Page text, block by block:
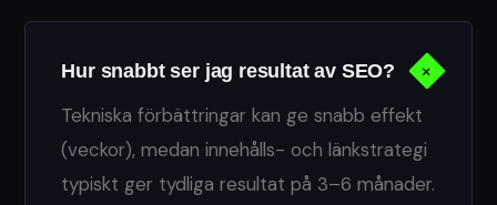
Hur snabbt ser jag resultat av SEO? +
Tekniska förbättringar kan ge snabb effekt
(veckor), medan innehålls- och länkstrategi
typiskt ger tydliga resultat på 3–6 månader.